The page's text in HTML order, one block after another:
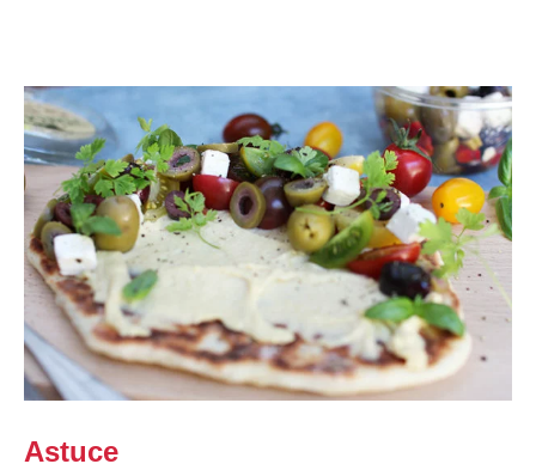
Astuce